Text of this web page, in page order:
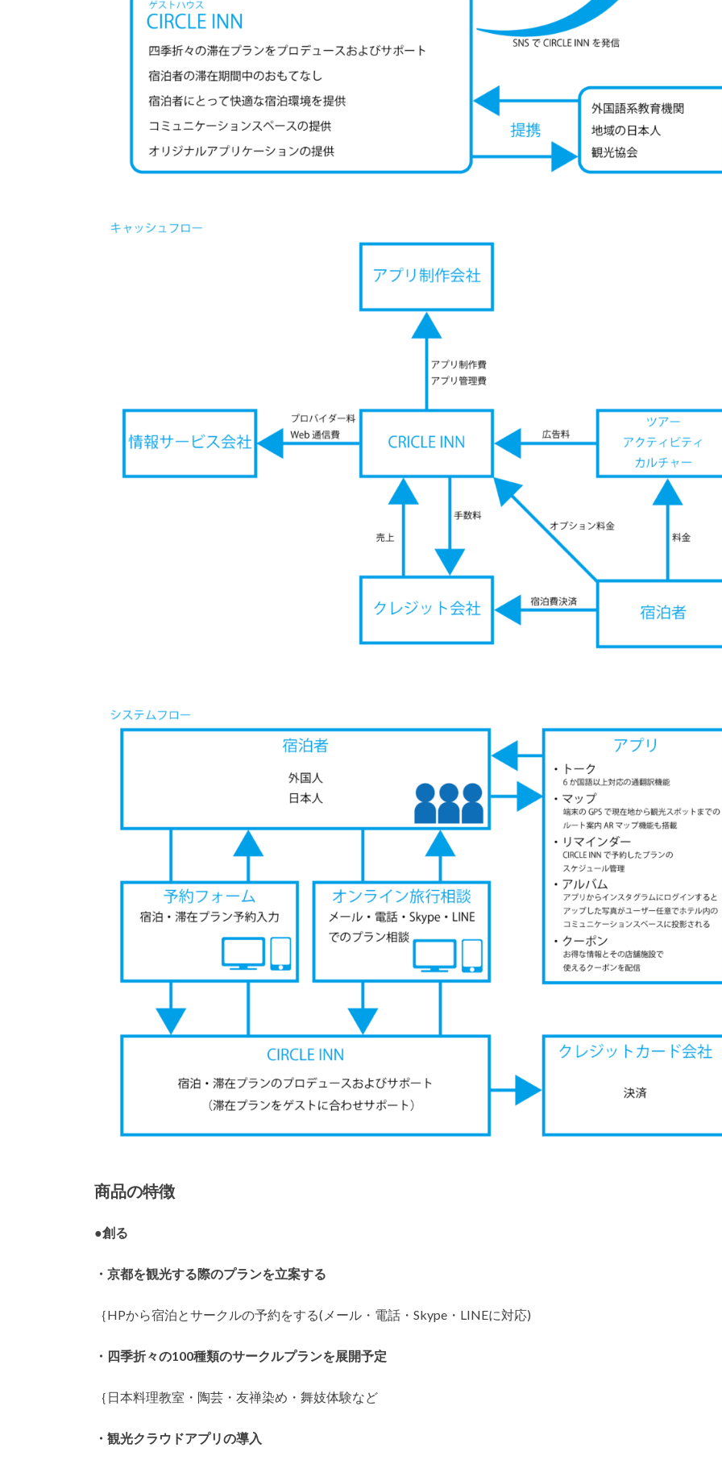
商品の特徴
●創る
・京都を観光する際のプランを立案する
｛HPから宿泊とサークルの予約をする(メール・電話・Skype・LINEに対応)
・四季折々の100種類のサークルプランを展開予定
｛日本料理教室・陶芸・友禅染め・舞妓体験など
・観光クラウドアプリの導入